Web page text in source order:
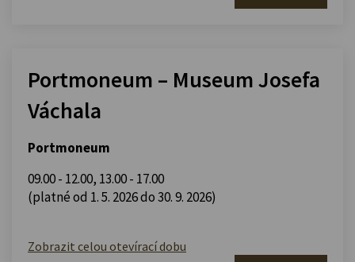
Portmoneum – Museum Josefa
Váchala
Portmoneum
09.00 - 12.00, 13.00 - 17.00
(platné od 1. 5. 2026 do 30. 9. 2026)
Zobrazit celou otevírací dobu